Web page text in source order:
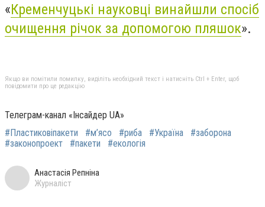
«Кременчуцькі науковці винайшли спосіб
очищення річок за допомогою пляшок».
Якщо ви помітили помилку, виділіть необхідний текст і натисніть Ctrl + Enter, щоб
повідомити про це редакцію
Телеграм-канал «Інсайдер UA»
#Пластиковіпакети
#м’ясо #риба #Україна
#заборона
#законопроект
#пакети #екологія
Анастасія Репніна
Журналіст